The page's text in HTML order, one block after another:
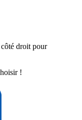
côté droit pour
!